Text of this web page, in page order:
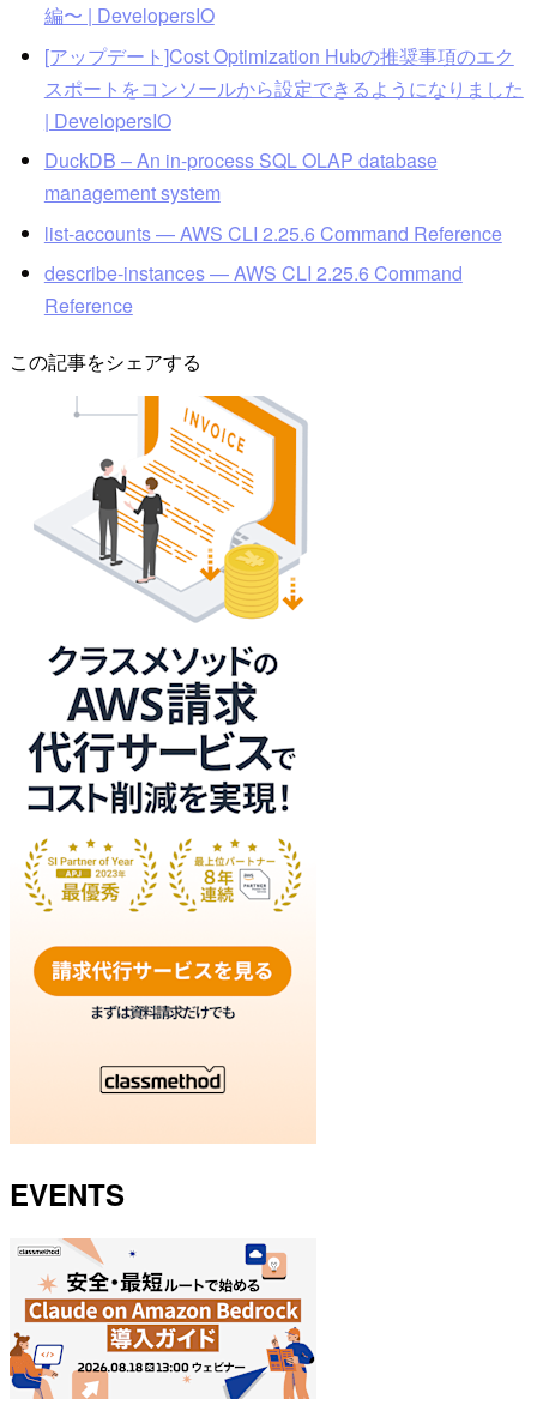
編〜 | DevelopersIO
[アップデート]Cost Optimization Hubの推奨事項のエク
スポートをコンソールから設定できるようになりました
| DevelopersIO
DuckDB – An in-process SQL OLAP database
management system
list-accounts — AWS CLI 2.25.6 Command Reference
describe-instances — AWS CLI 2.25.6 Command
Reference
この記事をシェアする
EVENTS